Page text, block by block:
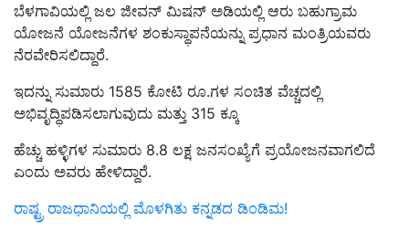
ಯೋಜನೆ ಯೋಜನೆಗಳ ಶಂಕುಸ್ಥಾಪನೆಯನ್ನು ಪ್ರಧಾನ ಮಂತ್ರಿಯವರು
ನೆರವೇರಿಸಲಿದ್ದಾರೆ.
ಇದನ್ನು ಸುಮಾರು 1585 ಕೋಟಿ ರೂ.ಗಳ ಸಂಚಿತ ವೆಚ್ಚದಲ್ಲಿ
ಅಭಿವೃದ್ಧಿಪಡಿಸಲಾಗುವುದು ಮತ್ತು 315 ಕ್ಕೂ
ಹೆಚ್ಚು ಹಳ್ಳಿಗಳ ಸುಮಾರು 8.8 ಲಕ್ಷ ಜನಸಂಖ್ಯೆಗೆ ಪ್ರಯೋಜನವಾಗಲಿದೆ
ಎಂದು ಅವರು ಹೇಳಿದ್ದಾರೆ.
ರಾಷ್ಟ್ರ ರಾಜಧಾನಿಯಲ್ಲಿ ಮೊಳಗಿತು ಕನ್ನಡದ ಡಿಂಡಿಮ!